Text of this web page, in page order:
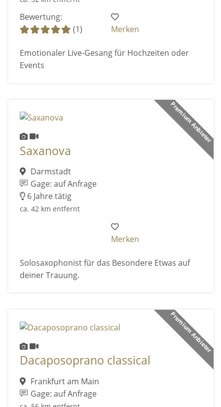
Bewertung:
(1)
Merken
Emotionaler Live-Gesang für Hochzeiten oder
Events
Premium Anbieter
Saxanova
Darmstadt
Gage: auf Anfrage
6 Jahre tätig
ca. 42 km entfernt
Merken
Solosaxophonist für das Besondere Etwas auf
deiner Trauung.
Premium Anbieter
Dacaposoprano classical
Frankfurt am Main
Gage: auf Anfrage